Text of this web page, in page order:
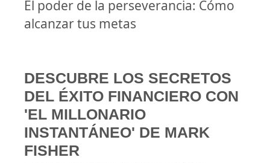
El poder de la perseverancia: Cómo
alcanzar tus metas
DESCUBRE LOS SECRETOS
DEL ÉXITO FINANCIERO CON
'EL MILLONARIO
INSTANTÁNEO' DE MARK
FISHER